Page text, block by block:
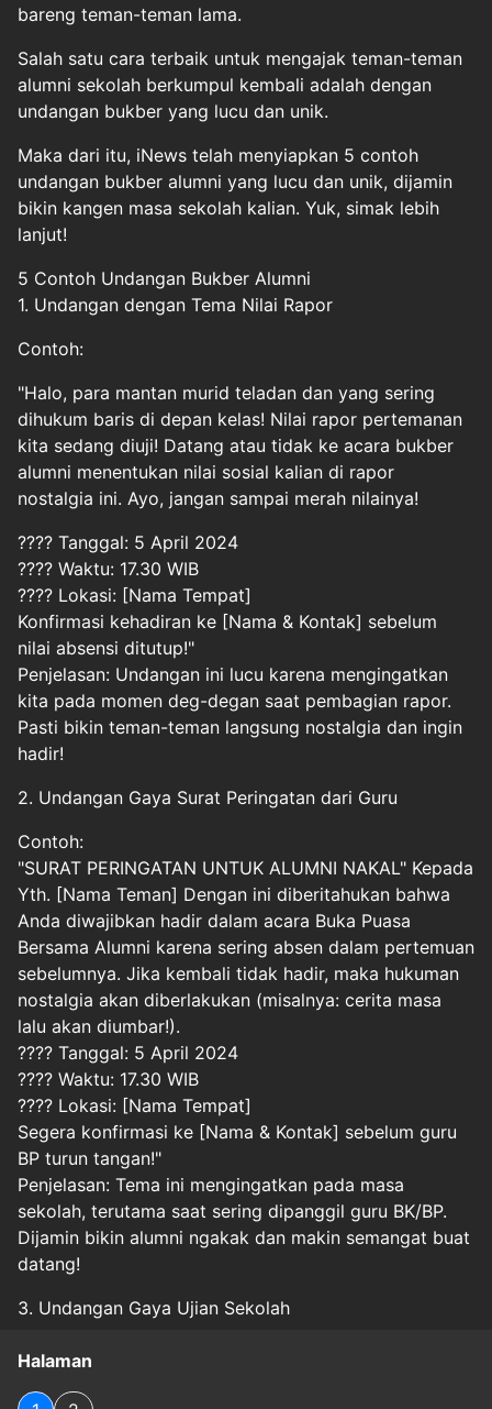
bareng teman-teman lama.
Salah satu cara terbaik untuk mengajak teman-teman
alumni sekolah berkumpul kembali adalah dengan
undangan bukber yang lucu dan unik.
Maka dari itu, iNews telah menyiapkan 5 contoh
undangan bukber alumni yang lucu dan unik, dijamin
bikin kangen masa sekolah kalian. Yuk, simak lebih
lanjut!
5 Contoh Undangan Bukber Alumni
1. Undangan dengan Tema Nilai Rapor
Contoh:
"Halo, para mantan murid teladan dan yang sering
dihukum baris di depan kelas! Nilai rapor pertemanan
kita sedang diuji! Datang atau tidak ke acara bukber
alumni menentukan nilai sosial kalian di rapor
nostalgia ini. Ayo, jangan sampai merah nilainya!
???? Tanggal: 5 April 2024
???? Waktu: 17.30 WIB
???? Lokasi: [Nama Tempat]
Konfirmasi kehadiran ke [Nama & Kontak] sebelum
nilai absensi ditutup!"
Penjelasan: Undangan ini lucu karena mengingatkan
kita pada momen deg-degan saat pembagian rapor.
Pasti bikin teman-teman langsung nostalgia dan ingin
hadir!
2. Undangan Gaya Surat Peringatan dari Guru
Contoh:
"SURAT PERINGATAN UNTUK ALUMNI NAKAL" Kepada
Yth. [Nama Teman] Dengan ini diberitahukan bahwa
Anda diwajibkan hadir dalam acara Buka Puasa
Bersama Alumni karena sering absen dalam pertemuan
sebelumnya. Jika kembali tidak hadir, maka hukuman
nostalgia akan diberlakukan (misalnya: cerita masa
lalu akan diumbar!).
???? Tanggal: 5 April 2024
???? Waktu: 17.30 WIB
???? Lokasi: [Nama Tempat]
Segera konfirmasi ke [Nama & Kontak] sebelum guru
BP turun tangan!"
Penjelasan: Tema ini mengingatkan pada masa
sekolah, terutama saat sering dipanggil guru BK/BP.
Dijamin bikin alumni ngakak dan makin semangat buat
datang!
3. Undangan Gaya Ujian Sekolah
Halaman